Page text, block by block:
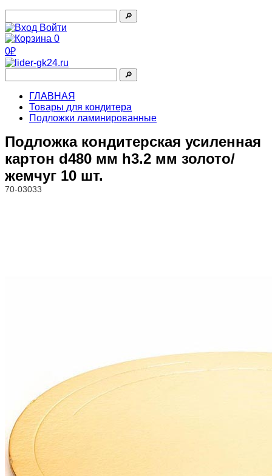
🔎︎
Войти
0
0₽
🔎︎
ГЛАВНАЯ
Товары для кондитера
Подложки ламинированные
Подложка кондитерская усиленная
картон d480 мм h3.2 мм золото/
жемчуг 10 шт.
70-03033